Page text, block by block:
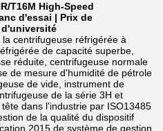
T16M High-Speed
d'essai | Prix de
centrifugeuse réfrigérée à
de capacité superbe,
réduite, centrifugeuse normale
de mesure d'humidité de pétrole
de vide, instrument de
de la série 3H et
dans l'industrie par ISO13485
de la qualité du dispositif
2015 de système de gestion